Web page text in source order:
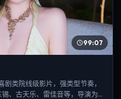
99:07
类院线级影片，强类型节奏，
、古天乐、雷佳音等，导演为